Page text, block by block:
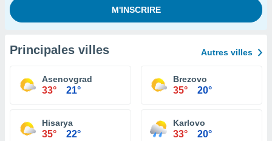
Principales villes Autres villes
Asenovgrad
33° 21°
Brezovo
35° 20°
Hisarya
35° 22°
Karlovo
33° 20°